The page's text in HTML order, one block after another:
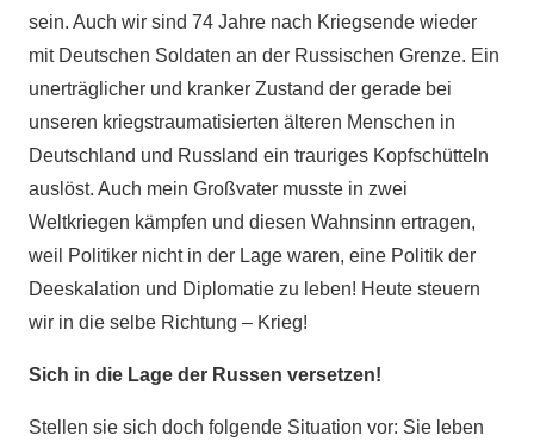
sein. Auch wir sind 74 Jahre nach Kriegsende wieder
mit Deutschen Soldaten an der Russischen Grenze. Ein
unerträglicher und kranker Zustand der gerade bei
unseren kriegstraumatisierten älteren Menschen in
Deutschland und Russland ein trauriges Kopfschütteln
auslöst. Auch mein Großvater musste in zwei
Weltkriegen kämpfen und diesen Wahnsinn ertragen,
weil Politiker nicht in der Lage waren, eine Politik der
Deeskalation und Diplomatie zu leben! Heute steuern
wir in die selbe Richtung – Krieg!
Sich in die Lage der Russen versetzen!
Stellen sie sich doch folgende Situation vor: Sie leben